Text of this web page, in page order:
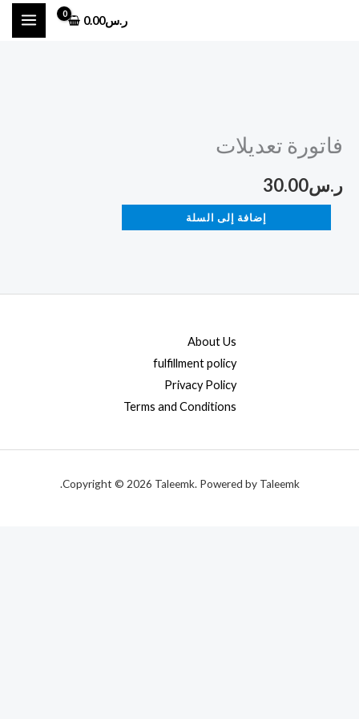
ر.س0.00
فاتورة تعديلات
ر.س30.00
تعديلات
إضافة إلى السلة
About Us
fulfillment policy
Privacy Policy
Terms and Conditions
Copyright © 2026 Taleemk. Powered by Taleemk.